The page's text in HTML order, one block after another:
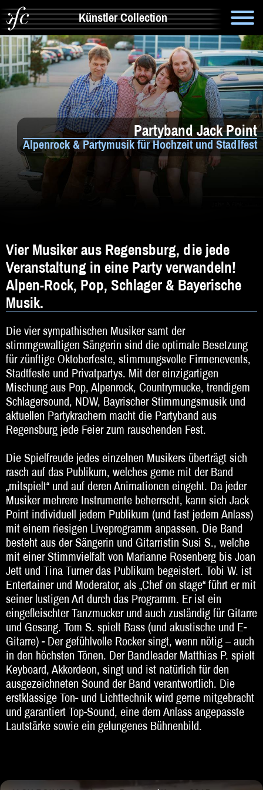
Künstler Collection
Suche
Info
Artistik & Tanz
Bands
Solomusiker
Zauberer & Co
Comedy
DJ
Hochzeitsband
Jazz & Swing
Klassische Musik
Latin & Salsa
Oktoberfestband
Rockband
Walk-Act
Weltmusik
Sonstiges
Beratung
Impressum
Alpenrock & Partymusik für Hochzeit und Stadlfest
Partyband Jack Point
Vier Musiker aus Regensburg, die jede
Veranstaltung in eine Party verwandeln!
Alpen-Rock, Pop, Schlager & Bayerische
Musik.
Die vier sympathischen Musiker samt der
stimmgewaltigen Sängerin sind die optimale Besetzung
für zünftige Oktoberfeste, stimmungsvolle Firmenevents,
Stadtfeste und Privatpartys. Mit der einzigartigen
Mischung aus Pop, Alpenrock, Countrymucke, trendigem
Schlagersound, NDW, Bayrischer Stimmungsmusik und
aktuellen Partykrachern macht die Partyband aus
Regensburg jede Feier zum rauschenden Fest.
Die Spielfreude jedes einzelnen Musikers überträgt sich
rasch auf das Publikum, welches gerne mit der Band
„mitspielt“ und auf deren Animationen eingeht. Da jeder
Musiker mehrere Instrumente beherrscht, kann sich Jack
Point individuell jedem Publikum (und fast jedem Anlass)
mit einem riesigen Liveprogramm anpassen. Die Band
besteht aus der Sängerin und Gitarristin Susi S., welche
mit einer Stimmvielfalt von Marianne Rosenberg bis Joan
Jett und Tina Turner das Publikum begeistert. Tobi W. ist
Entertainer und Moderator, als „Chef on stage“ führt er mit
seiner lustigen Art durch das Programm. Er ist ein
eingefleischter Tanzmucker und auch zuständig für Gitarre
und Gesang. Tom S. spielt Bass (und akustische und E-
Gitarre) - Der gefühlvolle Rocker singt, wenn nötig – auch
in den höchsten Tönen. Der Bandleader Matthias P. spielt
Keyboard, Akkordeon, singt und ist natürlich für den
ausgezeichneten Sound der Band verantwortlich. Die
erstklassige Ton- und Lichttechnik wird gerne mitgebracht
und garantiert Top-Sound, eine dem Anlass angepasste
Lautstärke sowie ein gelungenes Bühnenbild.